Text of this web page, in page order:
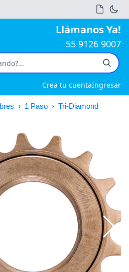
Llámanos Ya!
55 9126 9007
Crea tu cuentaIngresar
› 1 Paso › Tri-Diamond